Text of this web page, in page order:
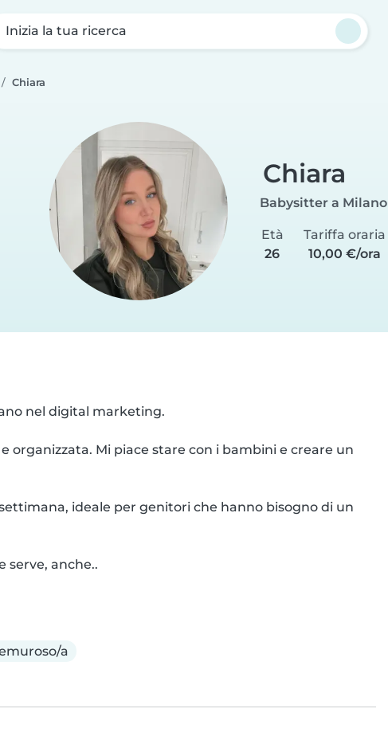
Inizia la tua ricerca
Chiara
Chiara
Babysitter a Milano
Età
26
Tariffa oraria
10,00 €/ora
nel digital marketing.
organizzata. Mi piace stare con i bambini e creare un
ideale per genitori che hanno bisogno di un
serve, anche..
a